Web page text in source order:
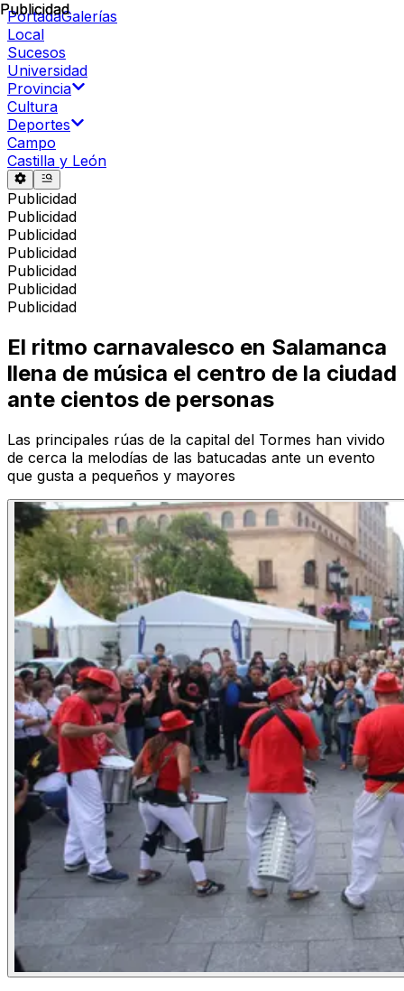
PortadaGalerías
Local
Sucesos
Universidad
Provincia
Cultura
Deportes
Campo
Castilla y León
Publicidad
Publicidad
Publicidad
Publicidad
Publicidad
Publicidad
Publicidad
Publicidad
El ritmo carnavalesco en Salamanca
llena de música el centro de la ciudad
ante cientos de personas
Las principales rúas de la capital del Tormes han vivido
de cerca la melodías de las batucadas ante un evento
que gusta a pequeños y mayores
Publicidad